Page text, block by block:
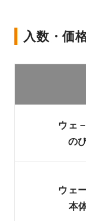
入数・価
ウェ
の
ウェ
本